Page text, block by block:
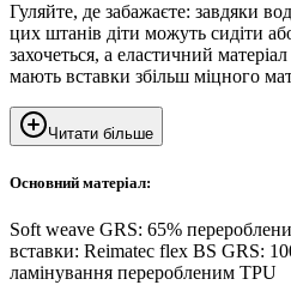
Гуляйте, де забажаєте: завдяки
цих штанів діти можуть сидіти
захочеться, а еластичний
мають вставки збільш міцного
Читати більше
Основний матеріал:
Soft weave GRS: 65%
вставки: Reimatec flex BS GRS:
ламінування переробленим TPU